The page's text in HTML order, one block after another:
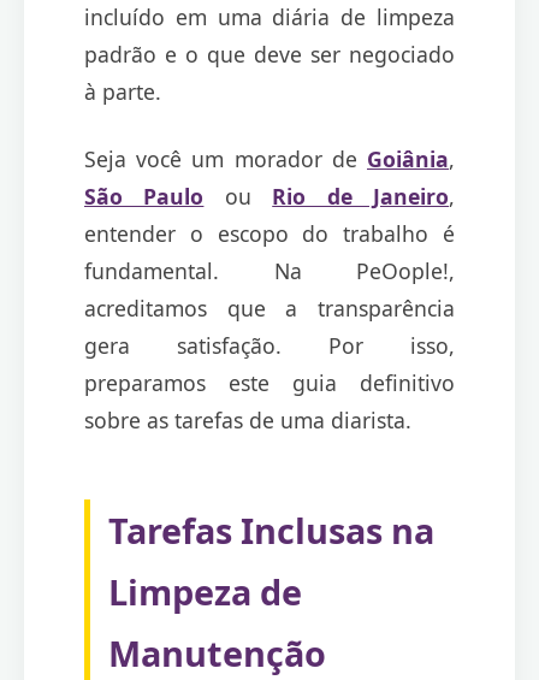
incluído em uma diária de limpeza
padrão e o que deve ser negociado
à parte.
Seja você um morador de Goiânia,
São Paulo ou Rio de Janeiro,
entender o escopo do trabalho é
fundamental. Na PeOople!,
acreditamos que a transparência
gera satisfação. Por isso,
preparamos este guia definitivo
sobre as tarefas de uma diarista.
Tarefas Inclusas na
Limpeza de
Manutenção